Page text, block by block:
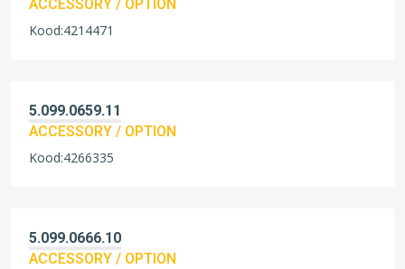
ACCESSORY / OPTION
Kood:4214471
5.099.0659.11
ACCESSORY / OPTION
Kood:4266335
5.099.0666.10
ACCESSORY / OPTION